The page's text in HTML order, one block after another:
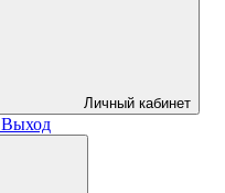
Личный кабинет
Выход